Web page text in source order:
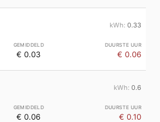
0.33
€ 0.03 € 0.06
0.6
€ 0.06 € 0.10